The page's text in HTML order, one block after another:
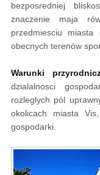
bezposredniej
znaczenie maja
przedmiesciu
obecnych terenów
Warunki
dzialalnosci
rozleglych pól
okolicach miasta
gospodarki.